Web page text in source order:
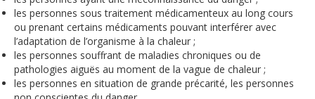
les personnes sous traitement médicamenteux au long cours
ou prenant certains médicaments pouvant interférer avec
l’adaptation de l’organisme à la chaleur ;
les personnes souffrant de maladies chroniques ou de
pathologies aiguës au moment de la vague de chaleur ;
les personnes en situation de grande précarité, les personnes